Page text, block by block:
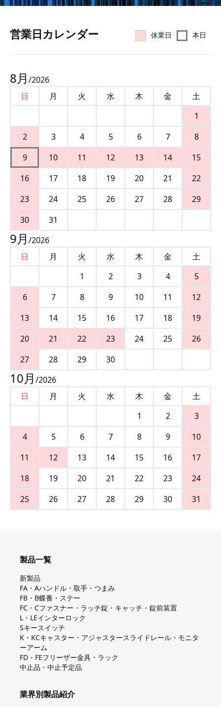
営業⽇カレンダー 休業日 本日
8月 /2026
日
月 火 水 木 金
土
1
2
3 4 5 6 7
8
9
10 11 12 13 14
15
16
17 18 19 20 21
22
23
24 25 26 27 28
29
30
31
9月 /2026
日
月 火 水 木 金
土
1
2 3 4
5
6
7 8 9 10 11
12
13
14 15 16 17 18
19
20
21 22 23 24 25
26
27
28 29 30
10月 /2026
日
月 火 水 木 金
土
1
2
3
4
5 6 7 8 9
10
11
12 13 14 15 16
17
18
19 20 21 22 23
24
25
26 27 28 29 30 31
製品一覧
新製品
FA・Aハンドル・取手・つまみ
FB・B蝶番・ステー
FC・Cファスナー・ラッチ錠・キャッチ・錠前装置
L・LEインターロック
Sキースイッチ
K・KCキャスター・アジャスタースライドレール・モニタ
ーアーム
FD・FEフリーザー金具・ラック
中止品・中止予定品
業界別製品紹介